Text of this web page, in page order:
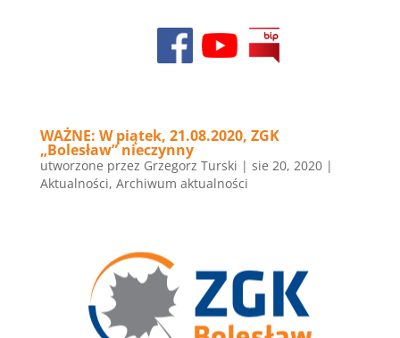
WAŻNE: W piątek, 21.08.2020, ZGK
„Bolesław” nieczynny
utworzone przez Grzegorz Turski | sie 20, 2020|
Aktualności, Archiwum aktualności